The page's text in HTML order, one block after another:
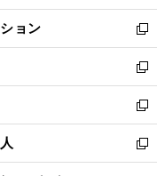
開
く
ウ
で
開
く
ン
ド
ウ
で
開
く
ウ
ィ
ン
ド
ウ
で
開
く
ョン
新
し
い
ウ
ィ
ン
ド
ウ
新
し
い
ウ
ィ
ン
新
し
い
ウ
新
し